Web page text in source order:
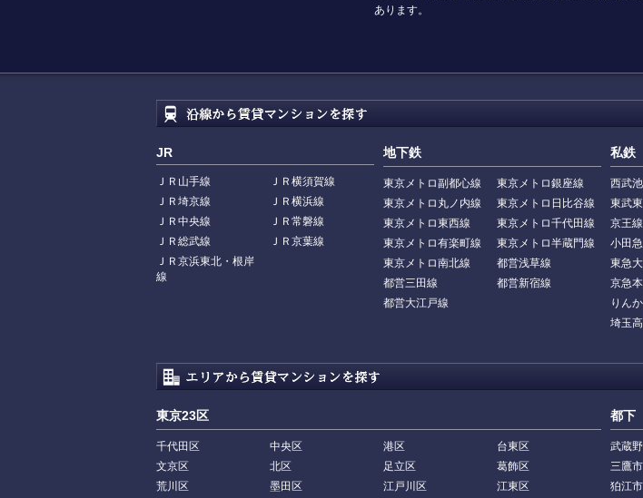
あります。
JR
ＪＲ山手線
ＪＲ横須賀線
ＪＲ埼京線
ＪＲ横浜線
ＪＲ中央線
ＪＲ常磐線
ＪＲ総武線
ＪＲ京葉線
ＪＲ京浜東北・根岸
線
地下鉄
東京メトロ副都心線
東京メトロ銀座線
東京メトロ丸ノ内線
東京メトロ日比谷線
東京メトロ東西線
東京メトロ千代田線
東京メトロ有楽町線
東京メトロ半蔵門線
東京メトロ南北線
都営浅草線
都営三田線
都営新宿線
都営大江戸線
私鉄
西武
東武
京王線
小田
東急
京急
りん
埼玉
東京23区
千代田区 中央区 港区
台東区
文京区
北区 足立区
葛飾区
荒川区
墨田区 江戸川区 江東区
都下
武蔵
三鷹市
狛江市